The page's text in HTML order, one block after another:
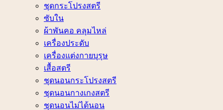
ชุดกระโปรงสตรี
ซับใน
ผ้าพันคอ คลุมไหล่
เครื่องประดับ
เครื่องแต่งกายบุรุษ
เสื้อสตรี
ชุดนอนกระโปรงสตรี
ชุดนอนกางเกงสตรี
ชุดนอนไม่ได้นอน